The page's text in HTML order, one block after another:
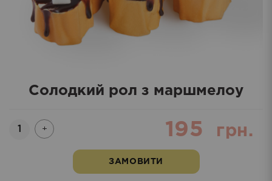
Солодкий рол з маршмелоу
Кількість
+ 195 грн.
ЗАМОВИТИ